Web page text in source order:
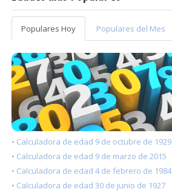
Populares Hoy Populares del Mes
• Calculadora de edad 9 de octubre de 1929
• Calculadora de edad 9 de marzo de 2015
• Calculadora de edad 4 de febrero de 1984
• Calculadora de edad 30 de junio de 1927